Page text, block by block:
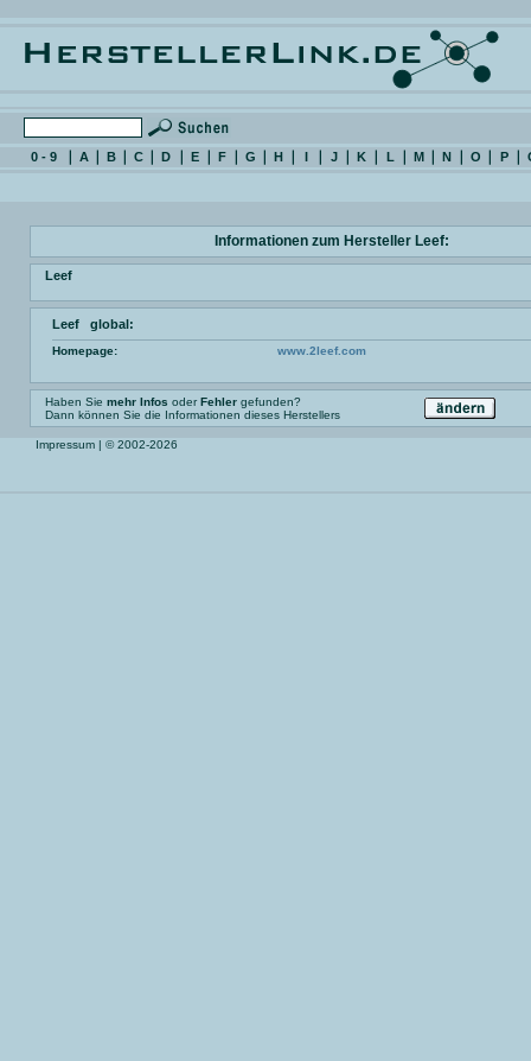
0 - 9 A B C D E F G H I J K L M N O P
Informationen zum Hersteller Leef:
Leef
Leef global:
Homepage: www.2leef.com
Haben Sie mehr Infos oderFehler gefunden?
Dann können Sie die Informationen dieses Herstellers
Impressum | © 2002-2026